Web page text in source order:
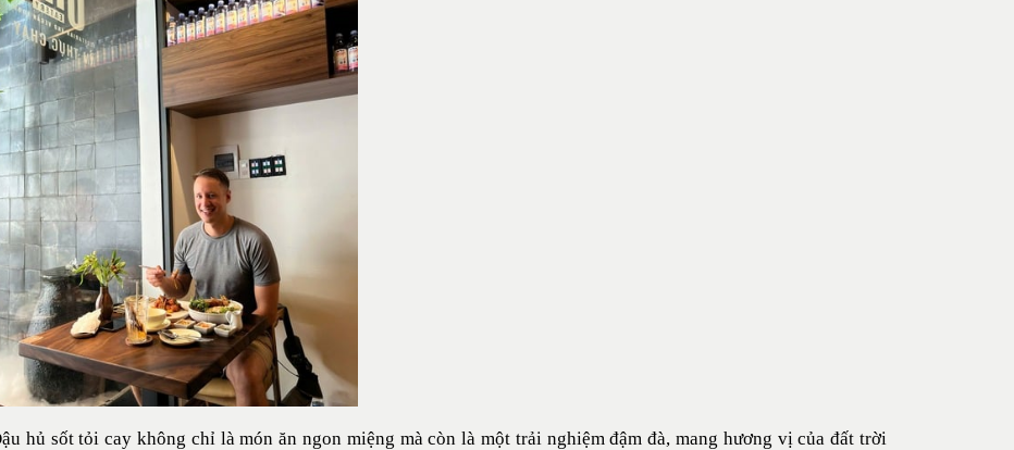
hủ sốt tỏi cay không chỉ là món ăn ngon miệng mà còn là một trải nghiệm đậm đà, mang hương vị của đất trời